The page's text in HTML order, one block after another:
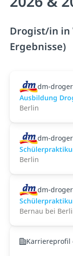
Drogist/in in
Ergebnisse)
dm-
Ausbildung
Berlin
dm-
Berlin
dm-
Bernau bei
Karriereprofil